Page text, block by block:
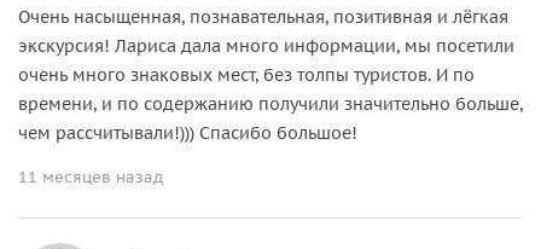
Очень насыщенная, познавательная, позитивная и лёгкая
экскурсия! Лариса дала много информации, мы посетили
очень много знаковых мест, без толпы туристов. И по
времени, и по содержанию получили значительно больше,
чем рассчитывали!))) Спасибо большое!
11 месяцев назад